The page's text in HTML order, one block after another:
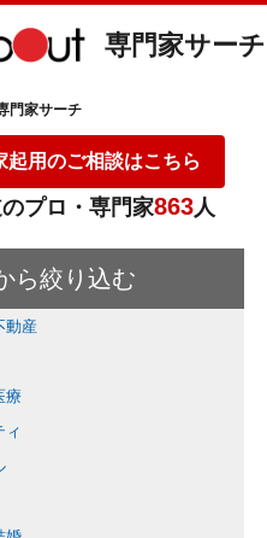
専門家サーチ
門家サーチ
起用のご相談はこちら
プロ・専門家863人
ら絞り込む
動産
療
ィ